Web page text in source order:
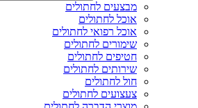
מבצעים לחתולים
אוכל לחתולים
אוכל רפואי לחתולים
שימורים לחתולים
חטיפים לחתולים
שירותים לחתולים
חול לחתולים
צעצועים לחתולים